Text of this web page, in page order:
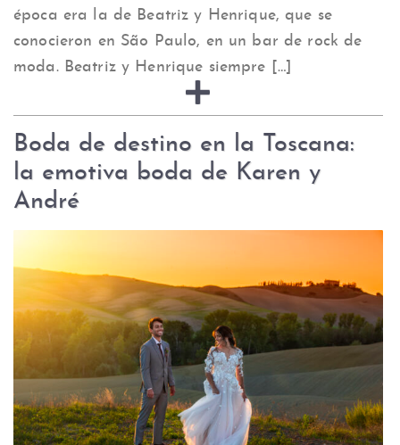
época era la de Beatriz y Henrique, que se
conocieron en São Paulo, en un bar de rock de
moda. Beatriz y Henrique siempre […]
Boda de destino en la Toscana:
la emotiva boda de Karen y
André